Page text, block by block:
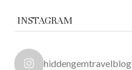
INSTAGRAM
hiddengemtravelblog